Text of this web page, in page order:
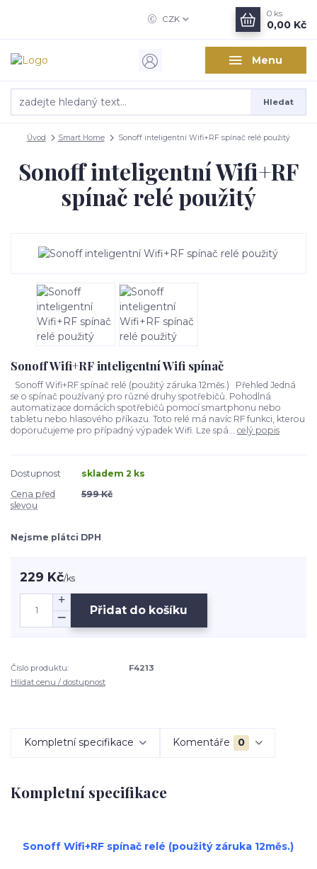
Menu
CZK
Hledat
0 ks
0,00 Kč
Úvod Smart Home Sonoff inteligentní Wifi+RF spínač relé použitý
Sonoff inteligentní Wifi+RF
spínač relé použitý
Sonoff Wifi+RF inteligentní Wifi spínač
Sonoff Wifi+RF spínač relé (použitý záruka 12měs.) Přehled Jedná
se o spínač používaný pro různé druhy spotřebičů. Pohodlná
automatizace domácích spotřebičů pomocí smartphonu nebo
tabletu nebo hlasového příkazu. Toto relé má navíc RF funkci, kterou
doporučujeme pro případný výpadek Wifi. Lze spá... celý popis
Dostupnost
skladem 2 ks
Cena před
slevou
599 Kč
Nejsme plátci DPH
229 Kč/ks
Přidat do košíku
Číslo produktu:
F4213
Hlídat cenu / dostupnost
Kompletní specifikace Komentáře 0
Kompletní specifikace
Sonoff Wifi+RF spínač relé (použitý záruka 12měs.)